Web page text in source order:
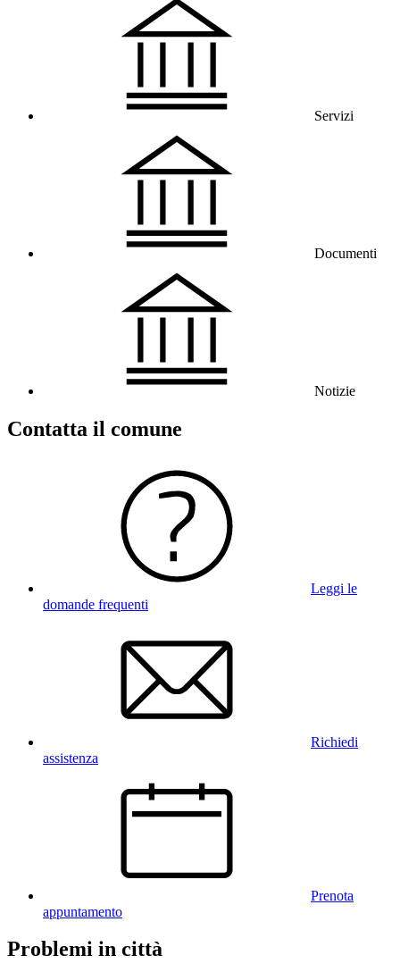
Servizi
Documenti
Notizie
Contatta il comune
Leggi le
domande frequenti
Richiedi
assistenza
Prenota
appuntamento
Problemi in città